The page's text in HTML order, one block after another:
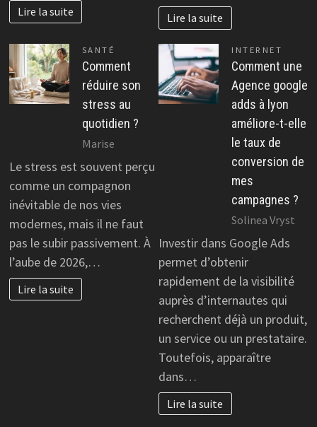
Lire la suite Lire la suite
SANTÉ
Comment
réduire son
stress au
quotidien ?
Marise
Le stress est souvent perçu
comme un compagnon
inévitable de nos vies
modernes, mais il ne faut
pas le subir passivement. À
l’aube de 2026,…
Lire la suite
INTERNET
Comment une
Agence google
adds à lyon
améliore-t-elle
le taux de
conversion de
mes
campagnes ?
Solinea Vryst
Investir dans Google Ads
permet d’obtenir
rapidement de la visibilité
auprès d’internautes qui
recherchent déjà un produit,
un service ou un prestataire.
Toutefois, apparaître
dans…
Lire la suite